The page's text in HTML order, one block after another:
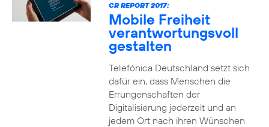
CR REPORT 2017:
Mobile Freiheit
verantwortungsvoll
gestalten
Telefónica Deutschland setzt sich
dafür ein, dass Menschen die
Errungenschaften der
Digitalisierung jederzeit und an
jedem Ort nach ihren Wünschen